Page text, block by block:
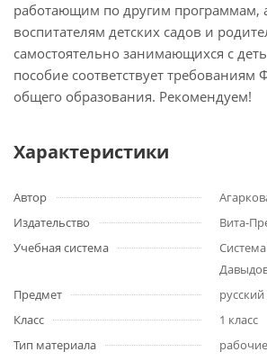
работающим по другим программам,
воспитателям детских садов и
самостоятельно занимающихся с
пособие соответствует
общего образования. Рекомендуем!
Характеристики
Автор
Издательство
Вита-
Учебная система
Предмет
Класс
1 класс
Тип материала